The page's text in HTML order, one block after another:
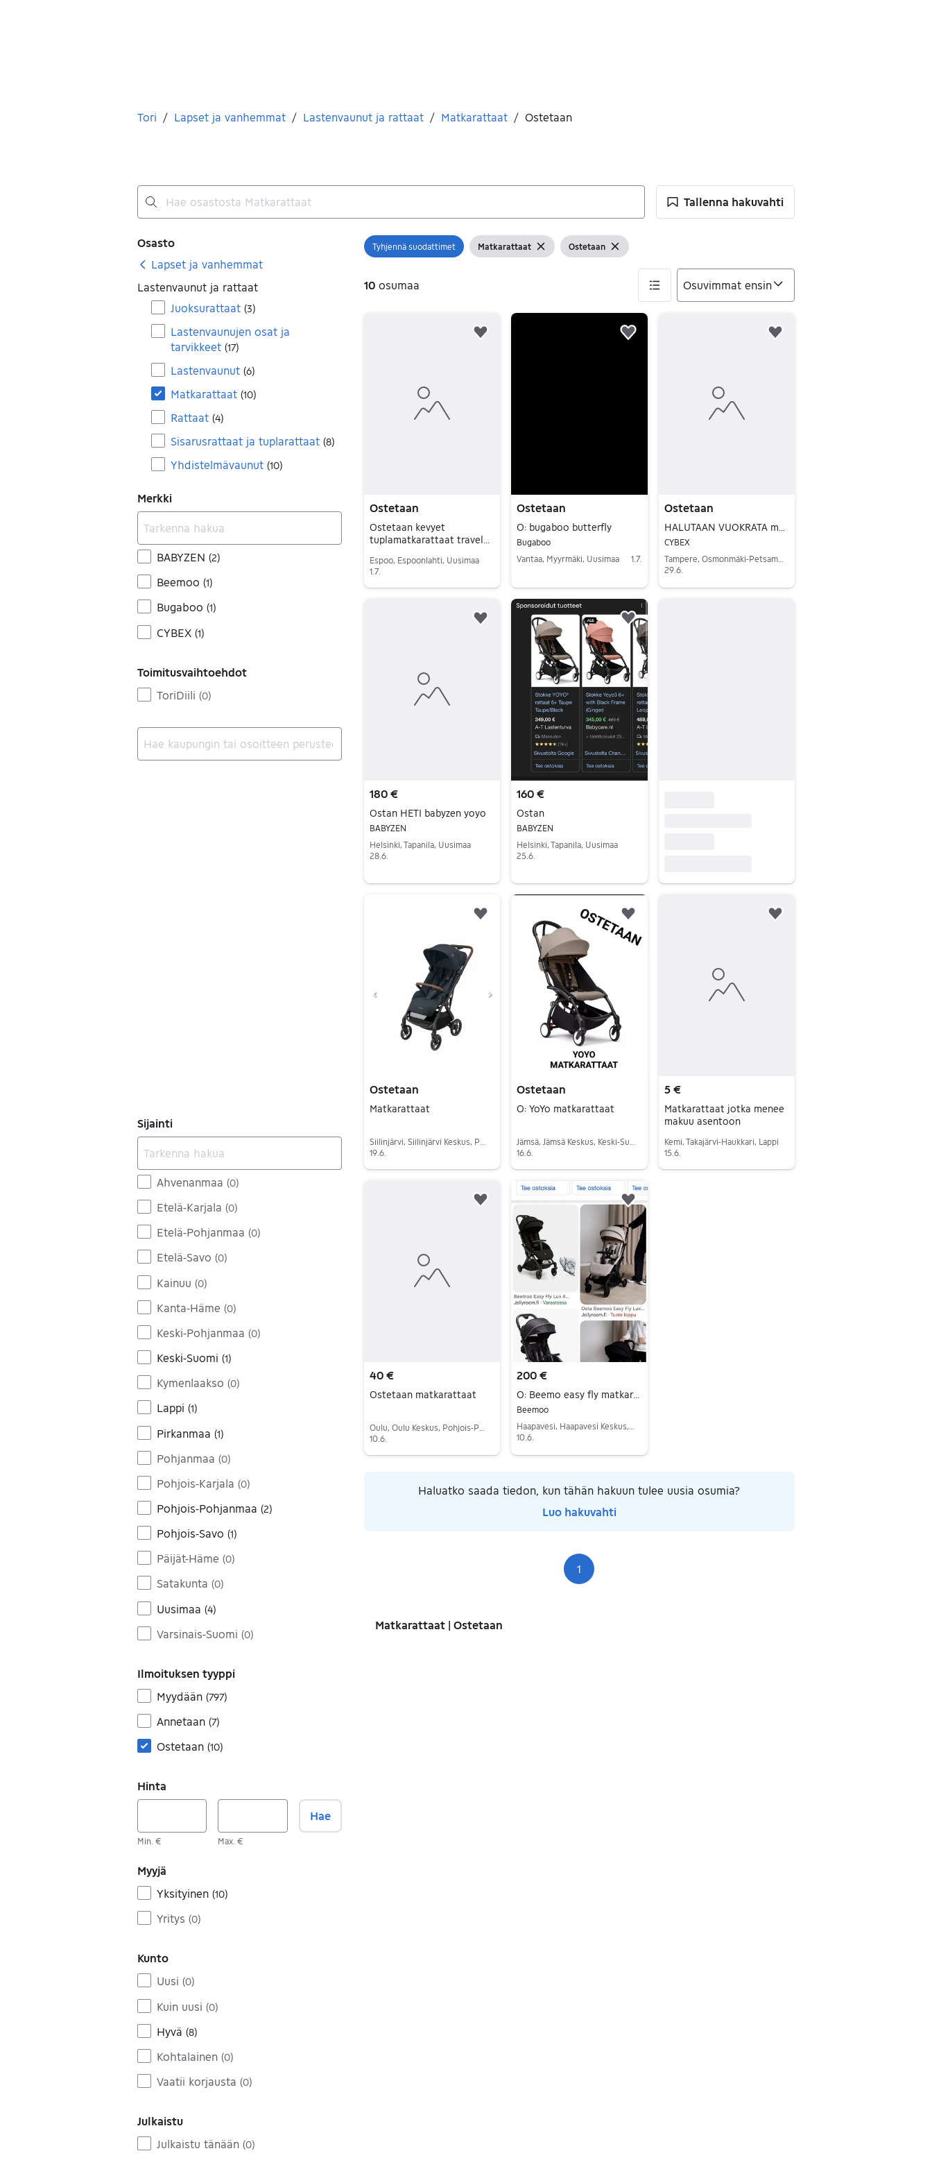
Olet tässä
Tori / Lapset ja vanhemmat / Lastenvaunut ja rattaat / Matkarattaat / Ostetaan
Tallenna hakuvahti
Suodattimet
Osasto
Lapset ja vanhemmat
Lastenvaunut ja rattaat
Juoksurattaat (3)
Lastenvaunujen osat ja
tarvikkeet (17)
Lastenvaunut (6)
Matkarattaat (10)
Rattaat (4)
Sisarusrattaat ja tuplarattaat (8)
Yhdistelmävaunut (10)
Merkki
BABYZEN (2)
Beemoo (1)
Bugaboo (1)
CYBEX (1)
Toimitusvaihtoehdot
ToriDiili (0)
Sijainti
Ahvenanmaa (0)
Etelä-Karjala (0)
Etelä-Pohjanmaa (0)
Etelä-Savo (0)
Kainuu (0)
Kanta-Häme (0)
Keski-Pohjanmaa (0)
Keski-Suomi (1)
Kymenlaakso (0)
Lappi (1)
Pirkanmaa (1)
Pohjanmaa (0)
Pohjois-Karjala (0)
Pohjois-Pohjanmaa (2)
Pohjois-Savo (1)
Päijät-Häme (0)
Satakunta (0)
Uusimaa (4)
Varsinais-Suomi (0)
Ilmoituksen tyyppi
Myydään (797)
Annetaan (7)
Ostetaan (10)
Hinta
Min. € Max. €
Hae
Myyjä
Yksityinen (10)
Yritys (0)
Kunto
Uusi (0)
Kuin uusi (0)
Hyvä (8)
Kohtalainen (0)
Vaatii korjausta (0)
Julkaistu
Julkaistu tänään (0)
Avaa suodatin
Tyhjennä suodattimet Näytä suodattimet
Matkarattaat Tyhjennä suodatinNäytä suodattimet
Ostetaan Tyhjennä suodatin
10osumaa
Ostetaan
Ostetaan kevyet
tuplamatkarattaat travel
Espoo, Espoonlahti, Uusimaa
1.7.
Ostetaan
O: bugaboo butterfly
Bugaboo
Vantaa, Myyrmäki, Uusimaa
1.7.
Siirry ilmoitukseen
Ostetaan
CYBEX
Tampere, Osmonmäki-Petsamo, Pirkanmaa
29.6.
Siirry ilmoitukseen
180 €
Ostan HETI babyzen yoyo
BABYZEN
Helsinki, Tapanila, Uusimaa
28.6.
Lisää suosikiksi.
Siirry ilmoitukseen
160 €
Ostan
BABYZEN
Helsinki, Tapanila, Uusimaa
25.6.
Lisää suosikiksi.
Siirry ilmoitukseen
Ostetaan
Matkarattaat
19.6.
Lisää suosikiksi.
Ostetaan
O: YoYo matkarattaat
16.6.
5 €
Matkarattaat jotka menee
makuu asentoon
Kemi, Takajärvi-Haukkari, Lappi
15.6.
40 €
Ostetaan matkarattaat
10.6.
Lisää suosikiksi.
200 €
O: Beemo easy fly matkarattaat
Beemoo
10.6.
Lisää suosikiksi.
Siirry ilmoitukseen
Haluatko saada tiedon, kun tähän hakuun tulee uusia osumia?
Luo hakuvahti
Sivut
1
Matkarattaat | Ostetaan